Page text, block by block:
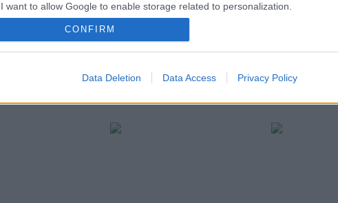
I want to allow Google to enable storage related to personalization.
I want to allow Google to enable storage related to security, including
authentication functionality and fraud prevention, and other user protection.
CONFIRM
Data Deletion Data Access Privacy Policy